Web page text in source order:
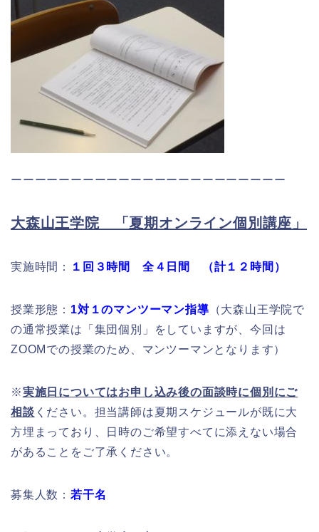
ーーーーーーーーーーーーーーーーーーーーーーー
大森山王学院 「夏期オンライン個別講座」
実施時間： １回３時間 全４日間 （計１２時間）
授業形態： 1対１のマンツーマン指導 （大森山王学院で
の通常授業は「集団個別」をしていますが、今回は
ZOOMでの授業のため、マンツーマンとなります）
※実施日についてはお申し込み後の面談時に個別にご
相談 ください。担当講師は夏期スケジュールが既に大
方埋まっており、日時のご希望すべてに添えない場合
があることをご了承ください。
募集人数： 若干名